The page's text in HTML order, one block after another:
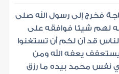
فخرج إلى رسول الله صلى
لهم شيئا فوافقه على
قد آن لكم أن تستغنوا
يعفه الله ومن
نفس محمد بيده ما رزق